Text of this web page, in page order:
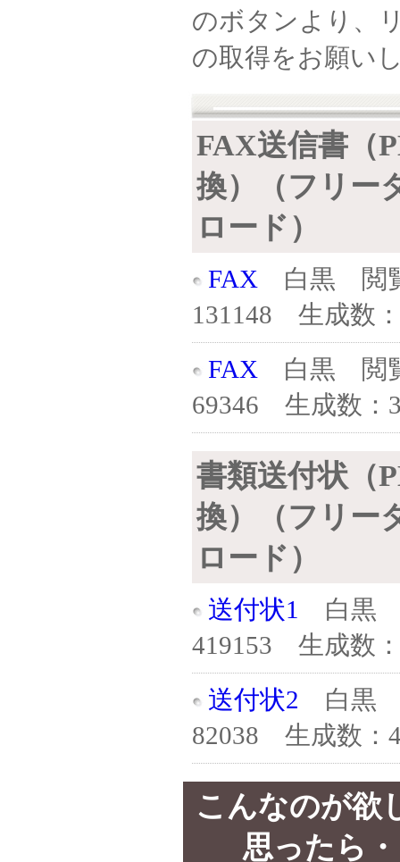
のボタンより、
の取得をお願い
FAX送信書（
換）（フリー
ロード）
FAX 白黒 閲
131148 生成数
FAX 白黒 閲
69346 生成数：
書類送付状（
換）（フリー
ロード）
送付状1
白黒
419153 生成数
送付状2 白黒
82038 生成数：
こんなのが欲
思ったら